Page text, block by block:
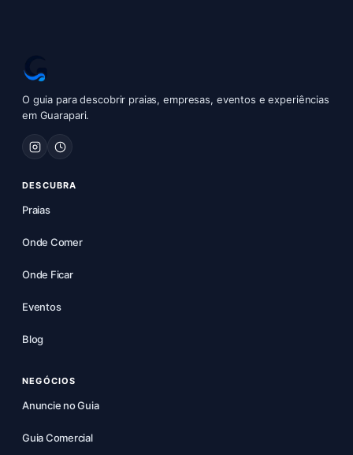
O guia para descobrir praias, empresas, eventos e experiências
em Guarapari.
DESCUBRA
Praias
Onde Comer
Onde Ficar
Eventos
Blog
NEGÓCIOS
Anuncie no Guia
Guia Comercial